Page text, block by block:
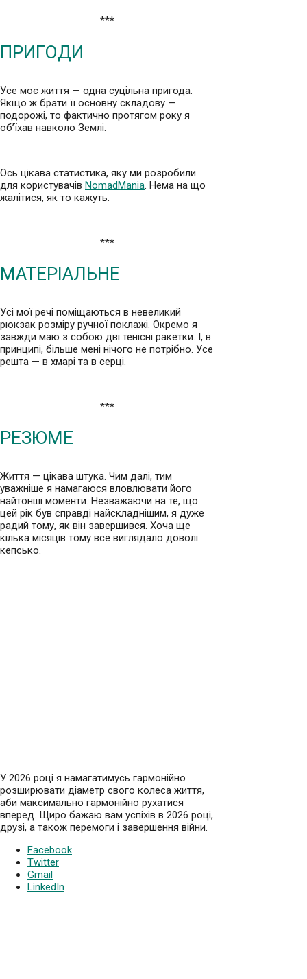
***
ПРИГОДИ
Усе моє життя — одна суцільна пригода.
Якщо ж брати її основну складову —
подорожі, то фактично протягом року я
об’їхав навколо Землі.
Ось цікава статистика, яку ми розробили
для користувачів NomadMania . Нема на що
жалітися, як то кажуть.
***
МАТЕРІАЛЬНЕ
Усі мої речі поміщаються в невеликий
рюкзак розміру ручної поклажі. Окремо я
завжди маю з собою дві тенісні ракетки. І, в
принципі, більше мені нічого не потрібно. Усе
решта — в хмарі та в серці.
***
РЕЗЮМЕ
Життя — цікава штука. Чим далі, тим
уважніше я намагаюся вловлювати його
найтонші моменти. Незважаючи на те, що
цей рік був справді найскладнішим, я дуже
радий тому, як він завершився. Хоча ще
кілька місяців тому все виглядало доволі
кепсько.
У 2026 році я намагатимусь гармонійно
розширювати діаметр свого колеса життя,
аби максимально гармонійно рухатися
вперед. Щиро бажаю вам успіхів в 2026 році,
друзі, а також перемоги і завершення війни.
Facebook
Twitter
Gmail
LinkedIn